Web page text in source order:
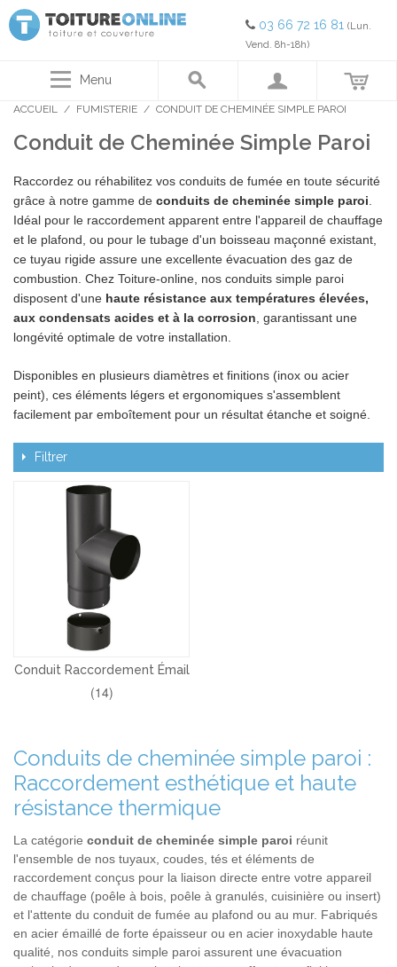
03 66 72 16 81 (Lun.
Vend. 8h-18h)
Menu
ACCUEIL / FUMISTERIE / CONDUIT DE CHEMINÉE SIMPLE PAROI
Conduit de Cheminée Simple Paroi
Raccordez ou réhabilitez vos conduits de fumée en toute sécurité
grâce à notre gamme de conduits de cheminée simple paroi
Idéal pour le raccordement apparent entre l'appareil de chauffage
et le plafond, ou pour le tubage d'un boisseau maçonné existant,
ce tuyau rigide assure une excellente évacuation des gaz de
combustion. Chez Toiture-online, nos conduits simple paroi
disposent d'une haute résistance aux températures élevées,
aux condensats acides et à la corrosion , garantissant une
longévité optimale de votre installation.
Disponibles en plusieurs diamètres et finitions (inox ou acier
peint), ces éléments légers et ergonomiques s'assemblent
facilement par emboîtement pour un résultat étanche et soigné.
Filtrer
Conduit Raccordement Émail
(14)
Conduits de cheminée simple paroi :
Raccordement esthétique et haute
résistance thermique
La catégorie conduit de cheminée simple paroi réunit
l'ensemble de nos tuyaux, coudes, tés et éléments de
raccordement conçus pour la liaison directe entre votre appareil
de chauffage (poêle à bois, poêle à granulés, cuisinière ou insert)
et l'attente du conduit de fumée au plafond ou au mur. Fabriqués
en acier émaillé de forte épaisseur ou en acier inoxydable haute
qualité, nos conduits simple paroi assurent une évacuation